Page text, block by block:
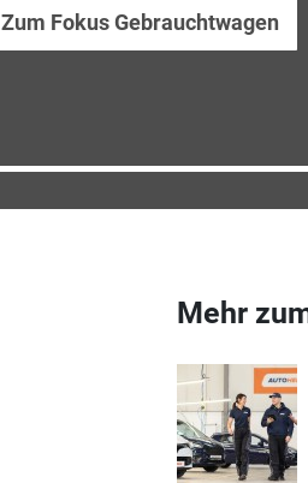
Zum Fokus Gebrauchtwagen
Mehr